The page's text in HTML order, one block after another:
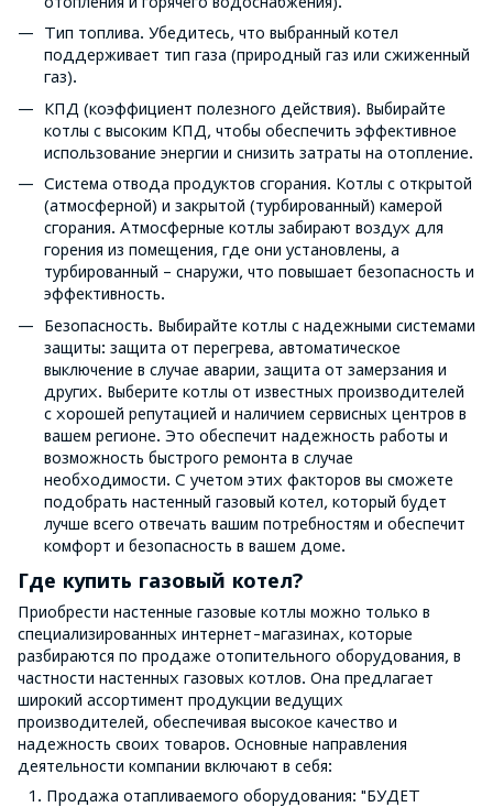
Тип топлива. Убедитесь, что выбранный котел
поддерживает тип газа (природный газ или сжиженный
газ).
КПД (коэффициент полезного действия). Выбирайте
котлы с высоким КПД, чтобы обеспечить эффективное
использование энергии и снизить затраты на отопление.
Система отвода продуктов сгорания. Котлы с открытой
(атмосферной) и закрытой (турбированный) камерой
сгорания. Атмосферные котлы забирают воздух для
горения из помещения, где они установлены, а
турбированный – снаружи, что повышает безопасность и
эффективность.
Безопасность. Выбирайте котлы с надежными системами
защиты: защита от перегрева, автоматическое
выключение в случае аварии, защита от замерзания и
других. Выберите котлы от известных производителей
с хорошей репутацией и наличием сервисных центров в
вашем регионе. Это обеспечит надежность работы и
возможность быстрого ремонта в случае
необходимости. С учетом этих факторов вы сможете
подобрать настенный газовый котел, который будет
лучше всего отвечать вашим потребностям и обеспечит
комфорт и безопасность в вашем доме.
Где купить газовый котел?
Приобрести настенные газовые котлы можно только в
специализированных интернет-магазинах, которые
разбираются по продаже отопительного оборудования, в
частности настенных газовых котлов. Она предлагает
широкий ассортимент продукции ведущих
производителей, обеспечивая высокое качество и
надежность своих товаров. Основные направления
деятельности компании включают в себя:
Продажа отапливаемого оборудования: "БУДЕТ